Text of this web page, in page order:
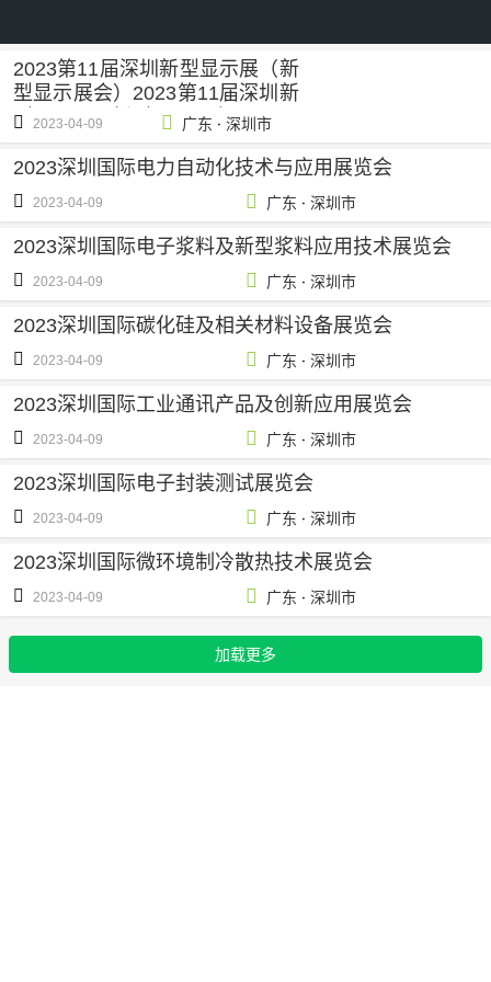
2023第11届深圳新型显示展（新
型显示展会）2023第11届深圳新
型显示展（新型显示展会）
2023-04-09 广东 ·深圳市
2023深圳国际电力自动化技术与应用展览会
2023-04-09 广东 · 深圳市
2023深圳国际电子浆料及新型浆料应用技术展览会
2023-04-09 广东 · 深圳市
2023深圳国际碳化硅及相关材料设备展览会
2023-04-09 广东 · 深圳市
2023深圳国际工业通讯产品及创新应用展览会
2023-04-09 广东 · 深圳市
2023深圳国际电子封装测试展览会
2023-04-09 广东 · 深圳市
2023深圳国际微环境制冷散热技术展览会
2023-04-09 广东 · 深圳市
加载更多